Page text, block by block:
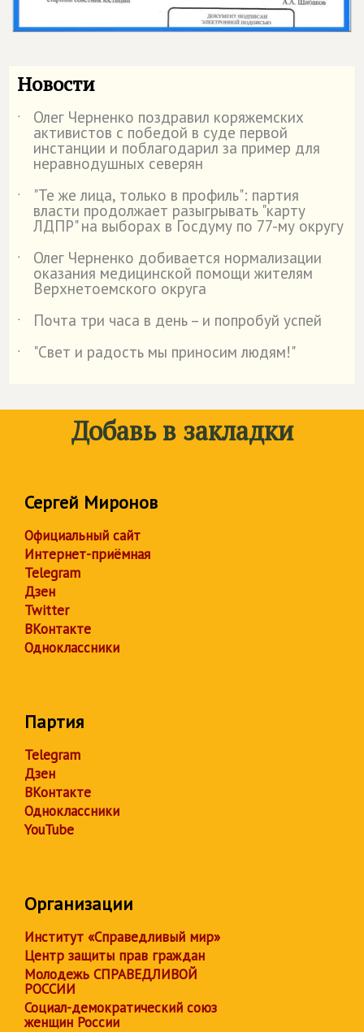
Новости
˙ Олег Черненко поздравил коряжемских
активистов с победой в суде первой
инстанции и поблагодарил за пример для
неравнодушных северян
˙
"Те же лица, только в профиль": партия
власти продолжает разыгрывать "карту
ЛДПР" на выборах в Госдуму по 77-му округу
˙
Олег Черненко добивается нормализации
оказания медицинской помощи жителям
Верхнетоемского округа
˙
Почта три часа в день – и попробуй успей
˙
"Свет и радость мы приносим людям!"
Добавь в закладки
Сергей Миронов
Официальный сайт
Интернет-приёмная
Telegram
Дзен
Twitter
ВКонтакте
Одноклассники
Партия
Telegram
Дзен
ВКонтакте
Одноклассники
YouTube
Организации
Институт «Справедливый мир»
Центр защиты прав граждан
Молодежь СПРАВЕДЛИВОЙ
РОССИИ
Социал-демократический союз
женщин России